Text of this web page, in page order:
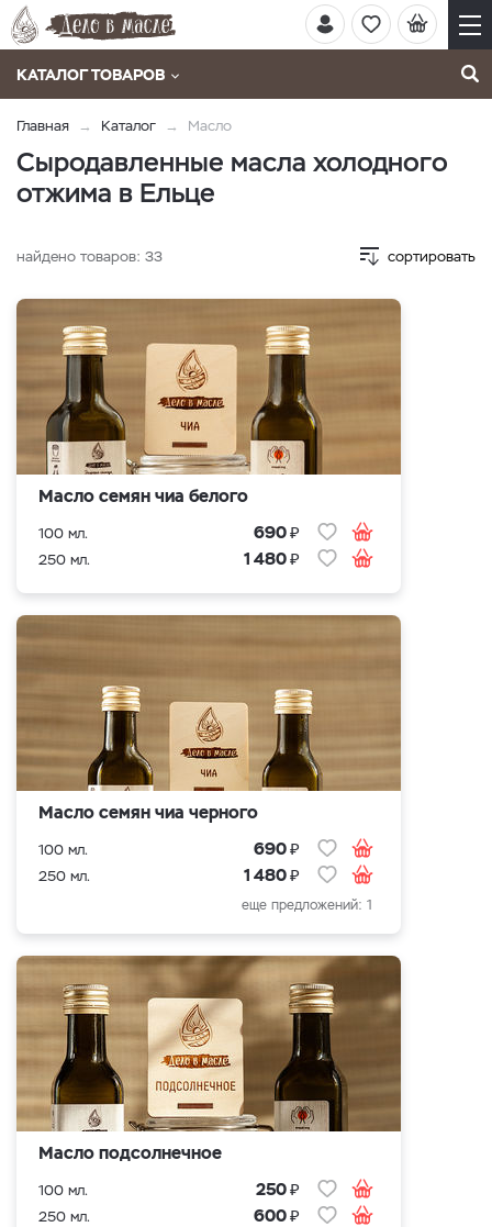
КАТАЛОГ ТОВАРОВ
Главная Каталог Масло
Сыродавленные масла холодного
отжима в Ельце
найдено товаров: 33 сортировать
Масло семян чиа белого
100 мл. 690₽
250 мл. 1 480₽
Масло семян чиа черного
100 мл. 690₽
250 мл. 1 480₽
еще предложений: 1
Масло подсолнечное
100 мл. 250₽
250 мл. 600₽